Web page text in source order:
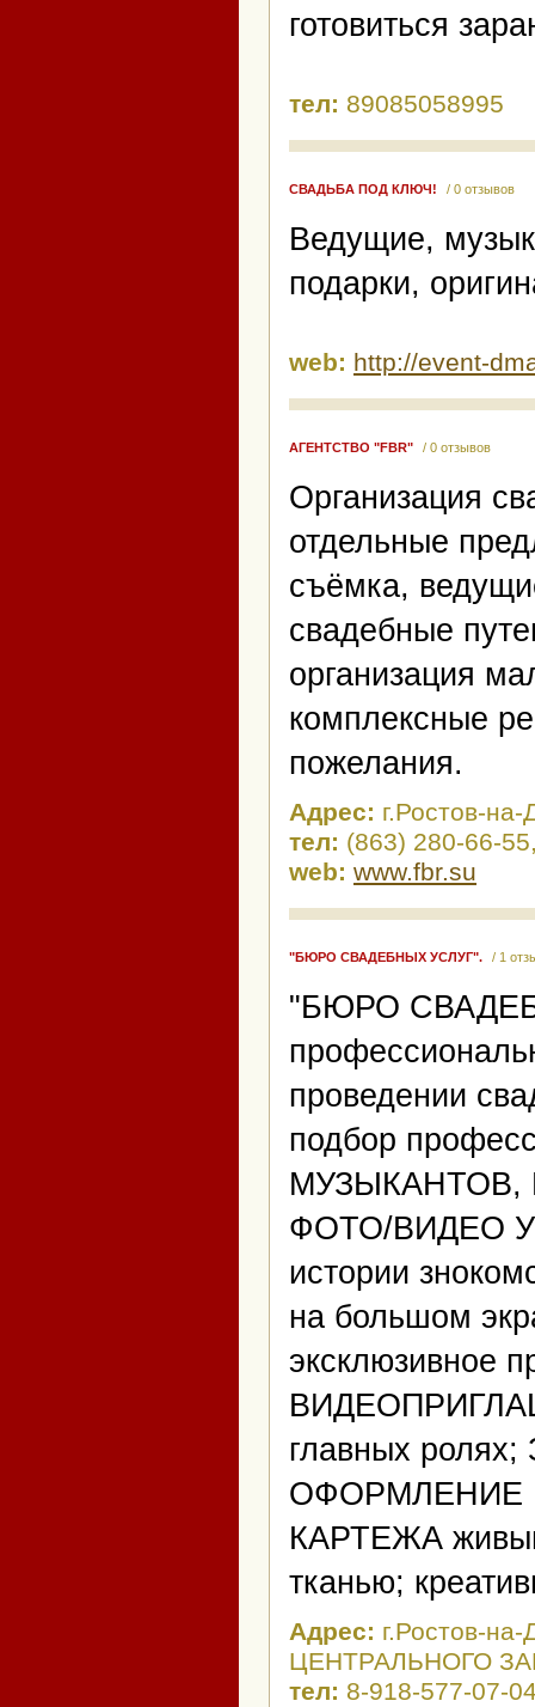
готовиться
тел: 89085058995
СВАДЬБА ПОД КЛЮЧ! / 0 отзывов
Ведущие,
подарки,
web: http://event-
АГЕНТСТВО "FBR" / 0 отзывов
Организация
отдельные
съёмка,
свадебные
организация
комплексные
пожелания.
Адрес: г.Ростов-на-
тел: (863) 280-66-
web: www.fbr.su
"БЮРО СВАДЕБНЫХ УСЛУГ". / 1
"БЮРО
проведении
подбор
МУЗЫКАНТОВ,
ФОТО/ВИДЕО
истории
на большом
эксклюзивное
главных
ОФОРМЛЕНИЕ
КАРТЕЖА
тканью;
Адрес: г.Ростов-
ЦЕНТРАЛЬНОГО
тел: 8-918-577-07-